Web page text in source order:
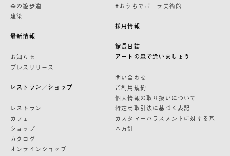
森の遊歩道
建築
最新情報
お知らせ
プレスリリース
レストラン／ショップ
レストラン
カフェ
ショップ
カタログ
オンラインショップ
#おうちでポーラ美術館
採用情報
館長日誌
アートの森で逢いましょう
問い合わせ
ご利用規約
個人情報の取り扱いについて
特定商取引法に基づく表記
カスタマーハラスメントに対する基
本方針